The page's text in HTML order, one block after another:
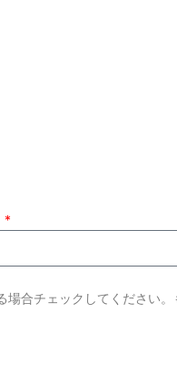
合チェックしてください